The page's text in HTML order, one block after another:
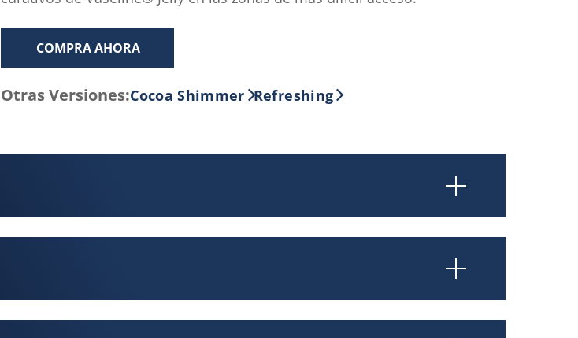
Enlace
la
misma
página.
COMPRA AHORA
Otras Versiones:Cocoa Shimmer Refreshing